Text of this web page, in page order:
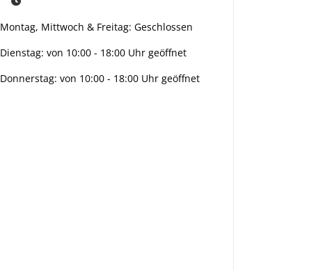
Montag, Mittwoch & Freitag: Geschlossen
Dienstag: von 10:00 - 18:00 Uhr geöffnet
Donnerstag: von 10:00 - 18:00 Uhr geöffnet